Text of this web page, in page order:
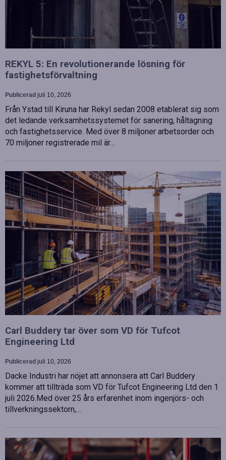
REKYL 5: En revolutionerande lösning för
fastighetsförvaltning
Publicerad juli 10, 2026
Från Ystad till Kiruna har Rekyl sedan 2008 etablerat sig som
det ledande verksamhetssystemet för sanering, håltagning
och fastighetsservice. Med över 8 miljoner arbetsorder och
70 miljoner registrerade mil är…
Carl Buddery tar över som VD för Tufcot
Engineering Ltd
Publicerad juli 10, 2026
Dacke Industri har nöjet att annonsera att Carl Buddery
kommer att tillträda som VD för Tufcot Engineering Ltd den 1
juli 2026.Med över 25 års erfarenhet inom ingenjörs- och
tillverkningssektorn,…